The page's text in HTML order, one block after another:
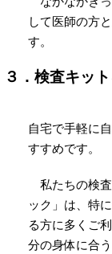
して医師の方
す。
３．検査キッ
自宅で手軽に
すすめです。
私たちの検
ック」は、特
る方に多くご
分の身体に合